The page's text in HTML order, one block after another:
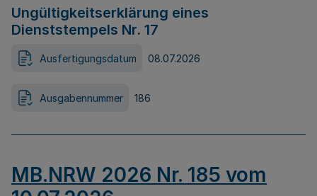
Ungültigkeitserklärung eines
Dienststempels Nr. 17
Ausfertigungsdatum 08.07.2026
Ausgabennummer 186
MB.NRW 2026 Nr. 185 vom